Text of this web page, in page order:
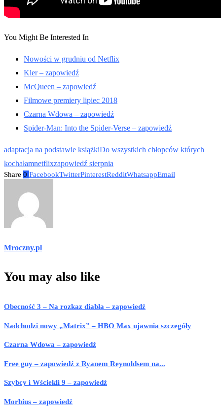
You Might Be Interested In
Nowości w grudniu od Netflix
Kler – zapowiedź
McQueen – zapowiedź
Filmowe premiery lipiec 2018
Czarna Wdowa – zapowiedź
Spider-Man: Into the Spider-Verse – zapowiedź
adaptacja na podstawie książkiDo wszystkich chłopców których
kochałamnetflixzapowiedź sierpnia
Share 0 FacebookTwitterPinterestRedditWhatsappEmail
Mroczny.pl
You may also like
Obecność 3 – Na rozkaz diabła – zapowiedź
Nadchodzi nowy „Matrix” – HBO Max ujawnia szczegóły
Czarna Wdowa – zapowiedź
Free guy – zapowiedź z Ryanem Reynoldsem na...
Szybcy i Wściekli 9 – zapowiedź
Morbius – zapowiedź